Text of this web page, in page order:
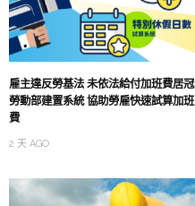
雇主違反勞基法 未依法給付加班費居冠
勞動部建置系統 協助勞雇快速試算加班
費
2 天 AGO